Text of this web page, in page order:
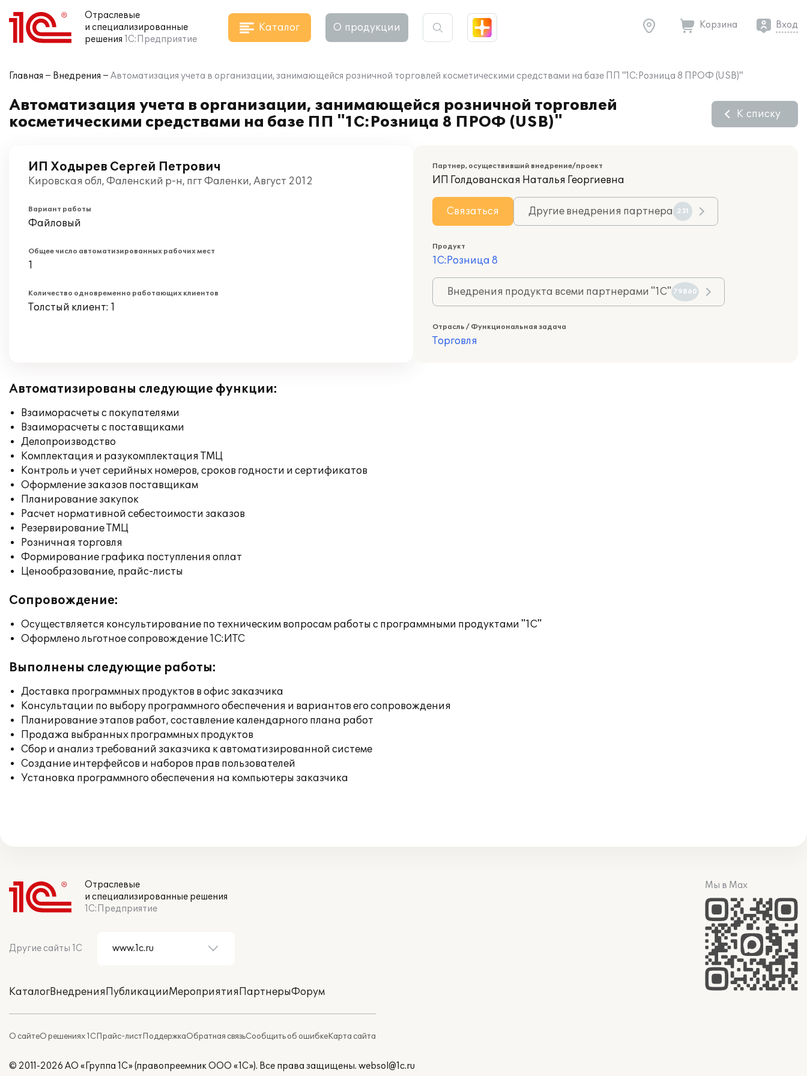
Отраслевые
и специализированные
решения 1С:Предприятие
Каталог О продукции Корзина Вход
Главная Внедрения Автоматизация учета в организации, занимающейся розничной торговлей косметическими средствами на базе ПП "1С:Розница 8 ПРОФ (USB)"
Автоматизация учета в организации, занимающейся розничной торговлей
косметическими средствами на базе ПП "1С:Розница 8 ПРОФ (USB)"
К списку
ИП Ходырев Сергей Петрович
Кировская обл, Фаленский р-н, пгт Фаленки, Август 2012
Вариант работы
Файловый
Общее число автоматизированных рабочих мест
1
Количество одновременно работающих клиентов
Толстый клиент: 1
Партнер, осуществивший внедрение/проект
ИП Голдованская Наталья Георгиевна
Связаться Другие внедрения партнера 231
Продукт
1С:Розница 8
Внедрения продукта всеми партнерами "1С" 79860
Отрасль / Функциональная задача
Торговля
Автоматизированы следующие функции:
Взаиморасчеты с покупателями
Взаиморасчеты с поставщиками
Делопроизводство
Комплектация и разукомплектация ТМЦ
Контроль и учет серийных номеров, сроков годности и сертификатов
Оформление заказов поставщикам
Планирование закупок
Расчет нормативной себестоимости заказов
Резервирование ТМЦ
Розничная торговля
Формирование графика поступления оплат
Ценообразование, прайс-листы
Сопровождение:
Осуществляется консультирование по техническим вопросам работы с программными продуктами "1С"
Оформлено льготное сопровождение 1С:ИТС
Выполнены следующие работы:
Доставка программных продуктов в офис заказчика
Консультации по выбору программного обеспечения и вариантов его сопровождения
Планирование этапов работ, составление календарного плана работ
Продажа выбранных программных продуктов
Сбор и анализ требований заказчика к автоматизированной системе
Создание интерфейсов и наборов прав пользователей
Установка программного обеспечения на компьютеры заказчика
Отраслевые
и специализированные решения
1С:Предприятие
Другие сайты 1С
КаталогВнедренияПубликацииМероприятияПартнерыФорум
О сайтеО решениях 1СПрайс-листПоддержкаОбратная связьСообщить об ошибкеКарта сайта
Мы в Max
© 2011-2026 АО «Группа 1С» (правопреемник ООО «1С»). Все права защищены. websol@1c.ru